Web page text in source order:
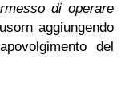
di operare
aggiungendo
del